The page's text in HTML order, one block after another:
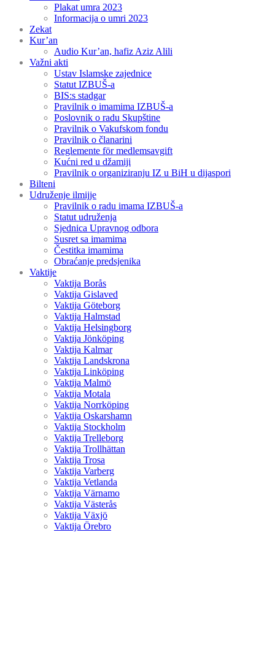
Plakat umra 2023
Informacija o umri 2023
Zekat
Kur’an
Audio Kur’an, hafiz Aziz Alili
Važni akti
Ustav Islamske zajednice
Statut IZBUŠ-a
BIS:s stadgar
Pravilnik o imamima IZBUŠ-a
Poslovnik o radu Skupštine
Pravilnik o Vakufskom fondu
Pravilnik o članarini
Reglemente för medlemsavgift
Kućni red u džamiji
Pravilnik o organiziranju IZ u BiH u dijaspori
Bilteni
Udruženje ilmijje
Pravilnik o radu imama IZBUŠ-a
Statut udruženja
Sjednica Upravnog odbora
Susret sa imamima
Čestitka imamima
Obraćanje predsjenika
Vaktije
Vaktija Borås
Vaktija Gislaved
Vaktija Göteborg
Vaktija Halmstad
Vaktija Helsingborg
Vaktija Jönköping
Vaktija Kalmar
Vaktija Landskrona
Vaktija Linköping
Vaktija Malmö
Vaktija Motala
Vaktija Norrköping
Vaktija Oskarshamn
Vaktija Stockholm
Vaktija Trelleborg
Vaktija Trollhättan
Vaktija Trosa
Vaktija Varberg
Vaktija Vetlanda
Vaktija Värnamo
Vaktija Västerås
Vaktija Växjö
Vaktija Örebro